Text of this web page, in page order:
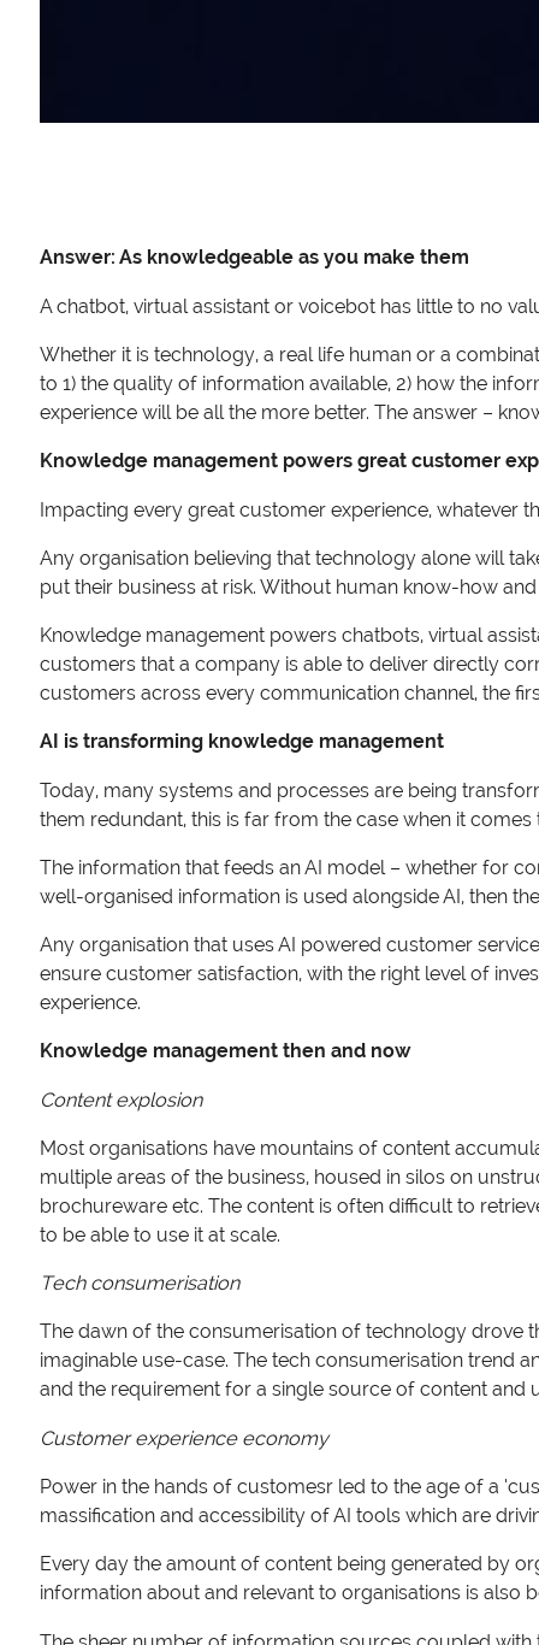
Answer: As knowledgeable as you make them
A chatbot, virtual assistant or voicebot has little to no
Whether it is technology, a real life human or a
to 1) the quality of information available, 2) how the
experience will be all the more better. The answer –
Knowledge management powers great customer
Impacting every great customer experience, whatever
Any organisation believing that technology alone will
put their business at risk. Without human know-how
Knowledge management powers chatbots, virtual
customers that a company is able to deliver directly
customers across every communication channel, the
AI is transforming knowledge management
Today, many systems and processes are being
them redundant, this is far from the case when it
The information that feeds an AI model – whether for
well-organised information is used alongside AI, then
Any organisation that uses AI powered customer
ensure customer satisfaction, with the right level of
experience.
Knowledge management then and now
Content explosion
Most organisations have mountains of content
multiple areas of the business, housed in silos on
brochureware etc. The content is often difficult to
to be able to use it at scale.
Tech consumerisation
The dawn of the consumerisation of technology drove
imaginable use-case. The tech consumerisation trend
and the requirement for a single source of content and
Customer experience economy
Power in the hands of customesr led to the age of a
massification and accessibility of AI tools which are
Every day the amount of content being generated by
information about and relevant to organisations is also